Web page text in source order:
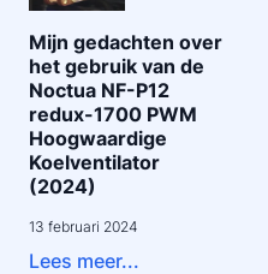
Mijn gedachten over
het gebruik van de
Noctua NF-P12
redux-1700 PWM
Hoogwaardige
Koelventilator
(2024)
13 februari 2024
Lees meer...